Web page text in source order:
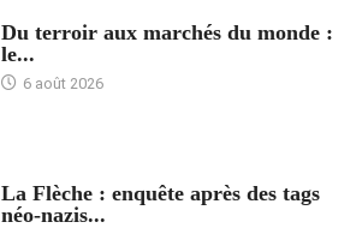
Du terroir aux marchés du monde :
le...
6 août 2026
La Flèche : enquête après des tags
néo-nazis...